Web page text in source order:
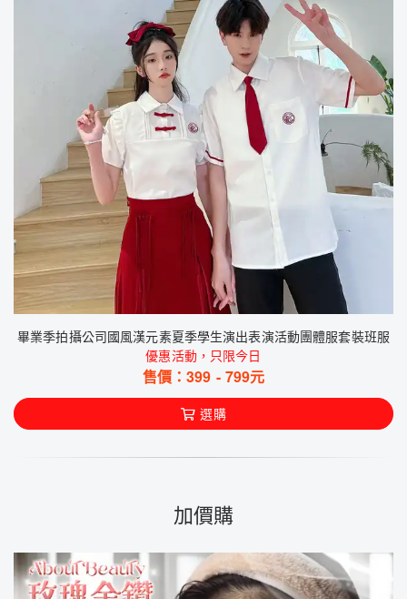
畢業季拍攝公司國風漢元素夏季學生演出表演活動團體服套裝班服
優惠活動，只限今日
售價：399 - 799元
選購
加價購